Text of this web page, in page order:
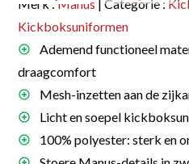
Merk :Manus | Categorie :
Kickboksuniformen
Ademend functioneel
draagcomfort
Mesh-inzetten aan de
Licht en soepel
100% polyester: sterk en